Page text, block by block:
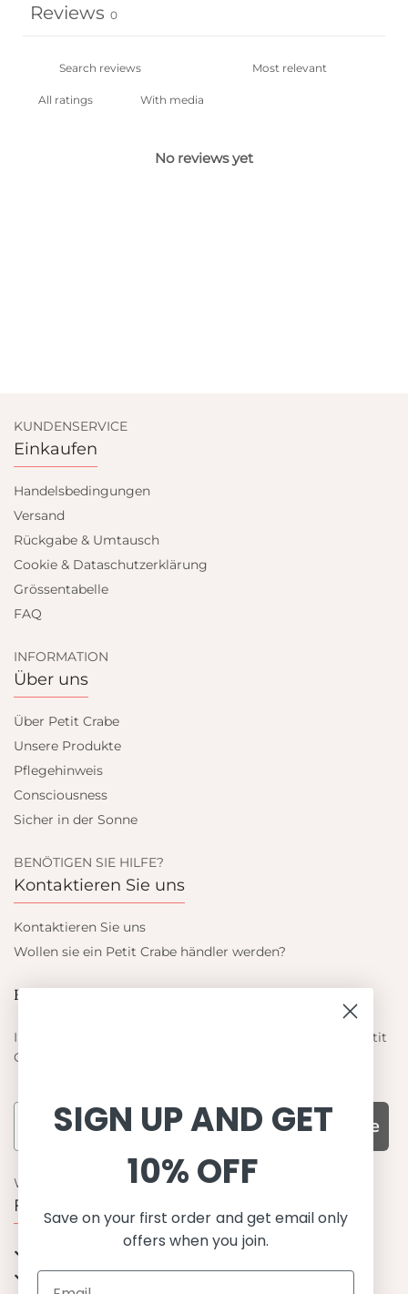
Reviews 0
With media
No reviews yet
KUNDENSERVICE
Einkaufen
Handelsbedingungen
Versand
Rückgabe & Umtausch
Cookie & Dataschutzerklärung
Grössentabelle
FAQ
INFORMATION
Über uns
Über Petit Crabe
Unsere Produkte
Pflegehinweis
Consciousness
Sicher in der Sonne
BENÖTIGEN SIE HILFE?
Kontaktieren Sie uns
Kontaktieren Sie uns
Wollen sie ein Petit Crabe händler werden?
Blieb auf dem laufenden
Informieren Sie sich über die neuesten Angebote von Petit
Crabe
Subscribe
WARUM UNS WÄHLEN
Funktion, Qualität und Design
OEKO-TEX® zertifiziertes Stoffe
SIGN UP AND GET
10% OFF
Save on your first order and get email only
offers when you join.